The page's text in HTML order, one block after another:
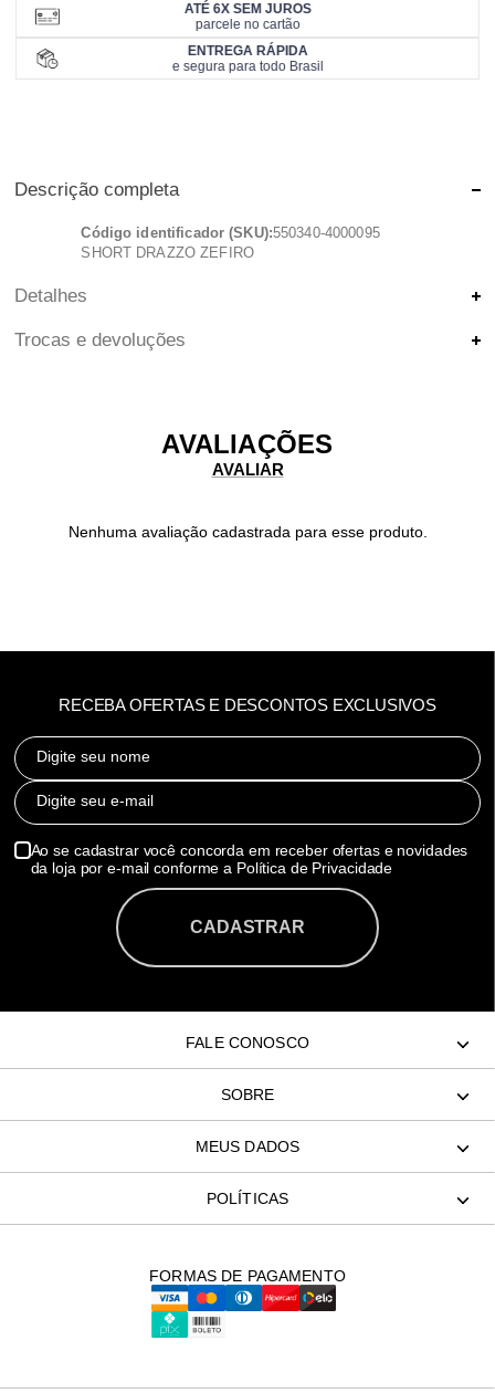
ATÉ 6X SEM JUROS
parcele no cartão
ENTREGA RÁPIDA
e segura para todo Brasil
Descrição completa
Código identificador (SKU):550340-4000095
SHORT DRAZZO ZEFIRO
Detalhes
Trocas e devoluções
AVALIAÇÕES
Nenhuma avaliação cadastrada para esse produto.
RECEBA OFERTAS E DESCONTOS EXCLUSIVOS
Digite seu nome
Digite seu e-mail
CADASTRAR
Ao se cadastrar você concorda em receber ofertas e novidades
da loja por e-mail conforme a Política de Privacidade
FALE CONOSCO
SOBRE
MEUS DADOS
POLÍTICAS
FORMAS DE PAGAMENTO